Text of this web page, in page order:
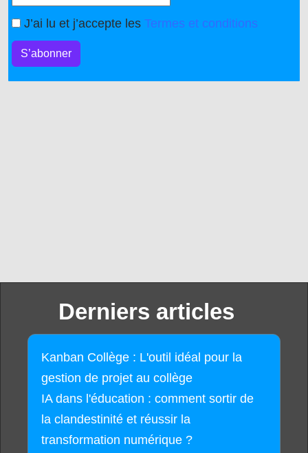
J’ai lu et j’accepte les Termes et conditions
S’abonner
Derniers articles
Kanban Collège : L'outil idéal pour la
gestion de projet au collège
IA dans l'éducation : comment sortir de
la clandestinité et réussir la
transformation numérique ?